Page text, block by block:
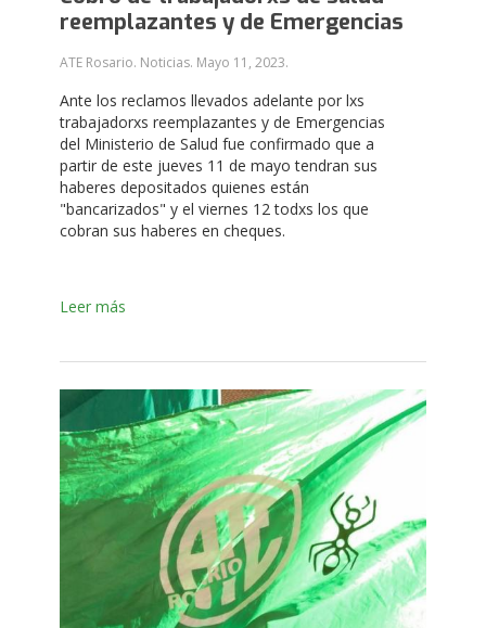
reemplazantes y de Emergencias
ATE Rosario. Noticias. Mayo 11, 2023.
Ante los reclamos llevados adelante por lxs
trabajadorxs reemplazantes y de Emergencias
del Ministerio de Salud fue confirmado que a
partir de este jueves 11 de mayo tendran sus
haberes depositados quienes están
"bancarizados" y el viernes 12 todxs los que
cobran sus haberes en cheques.
Leer más